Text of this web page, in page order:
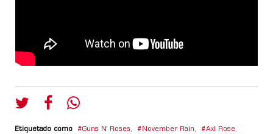
Etiquetado como Guns N' Roses, November Rain, Axl Rose,